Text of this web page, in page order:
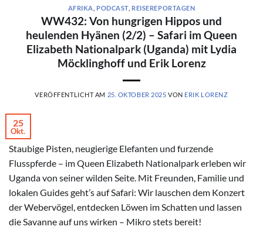
AFRIKA PODCAST, REISEREPORTAGEN
WW432: Von hungrigen Hippos und
heulenden Hyänen (2/2) – Safari im Queen
Elizabeth Nationalpark (Uganda) mit Lydia
Möcklinghoff und Erik Lorenz
VERÖFFENTLICHT AM 25. OKTOBER 2025 VON ERIK LORENZ
25
Okt.
Staubige Pisten, neugierige Elefanten und furzende
Flusspferde – im Queen Elizabeth Nationalpark erleben wir
Uganda von seiner wilden Seite. Mit Freunden, Familie und
lokalen Guides geht’s auf Safari: Wir lauschen dem Konzert
der Webervögel, entdecken Löwen im Schatten und lassen
die Savanne auf uns wirken – Mikro stets bereit!